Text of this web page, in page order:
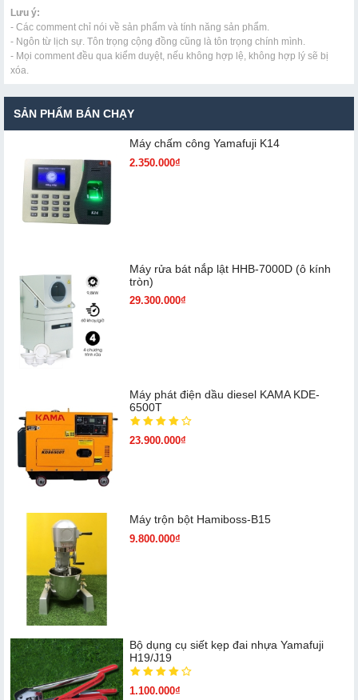
Lưu ý:
- Các comment chỉ nói về sản phẩm và tính năng sản phẩm.
- Ngôn từ lịch sự. Tôn trọng cộng đồng cũng là tôn trọng chính mình.
- Mọi comment đều qua kiểm duyệt, nếu không hợp lệ, không hợp lý sẽ bị
xóa.
SẢN PHẨM BÁN CHẠY
Máy chấm cô​ng Yamafuji K14
2.350.000₫
Máy rửa bát nắp lật HHB-7000D (ô kính
tròn)
29.300.000₫
Máy phát điện dầu diesel KAMA KDE-
6500T
23.900.000₫
Máy trộn bột Hamiboss-B15
9.800.000₫
Bộ dụng cụ siết kẹp đai nhựa Yamafuji
H19/J19
1.100.000₫